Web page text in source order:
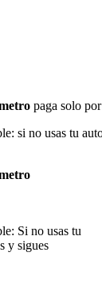
paga solo
si no usas tu
Si no usas tu
y sigues